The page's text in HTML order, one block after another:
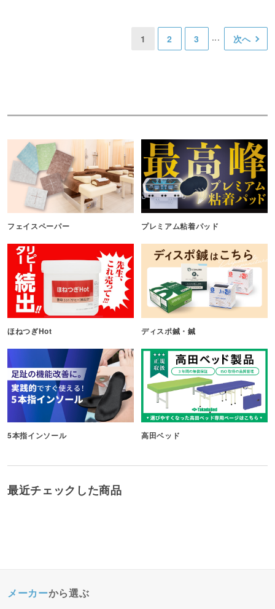
1 2 3 次へ
フェイスペーパー プレミアム粘着パッド
ほねつぎHot ディスポ鍼・鍼
5本指インソール 高田ベッド
最近チェックした商品
メーカーから選ぶ